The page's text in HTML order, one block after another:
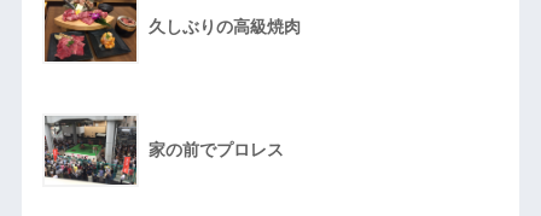
久しぶりの高級焼肉
家の前でプロレス